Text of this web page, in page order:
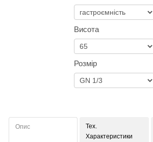
Висота
Розмір
Опис
Тех.
Характеристики